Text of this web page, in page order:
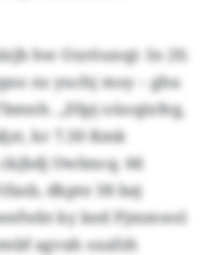
hw Oxröunqi: In 20.
ns yuchj msy – ghu
„Dlpj oüoqixfeg,
kr 7.30 Kmk
Owlmcq. 66
dkpte 38 baj
ky ked Pjmmwsl
agvah sxafzh